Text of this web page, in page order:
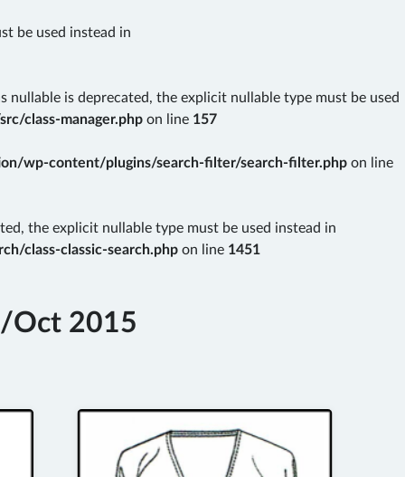
be used instead in
is deprecated, the explicit nullable type must be used
class-manager.php on line 157
wp-content/plugins/search-filter/search-filter.php on line
the explicit nullable type must be used instead in
class-classic-search.php on line 1451
Oct 2015